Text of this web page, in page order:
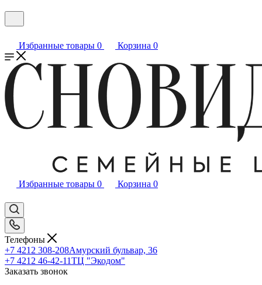
Избранные товары 0 Корзина 0
Избранные товары 0 Корзина 0
Телефоны
+7 4212 308-208Амурский бульвар, 36
+7 4212 46-42-11ТЦ "Экодом"
Заказать звонок